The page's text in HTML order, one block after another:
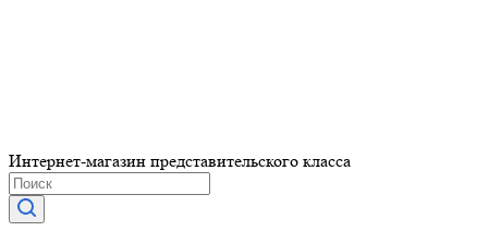
Интернет-магазин представительского класса